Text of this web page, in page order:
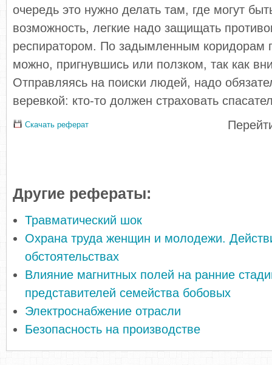
очередь это нужно делать там, где могут
возможность, легкие надо защищать
респиратором. По задымленным коридорам
можно, пригнувшись или ползком, так как
Отправляясь на поиски людей, надо
веревкой: кто-то должен страховать
Скачать реферат
Другие рефераты:
Травматический шок
Охрана труда женщин и молодежи.
обстоятельствах
Влияние магнитных полей на ранние
представителей семейства бобовых
Электроснабжение отрасли
Безопасность на производстве